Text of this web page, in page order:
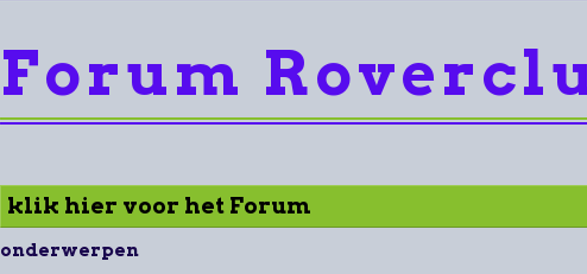
Forum
klik hier voor het Forum
onderwerpen